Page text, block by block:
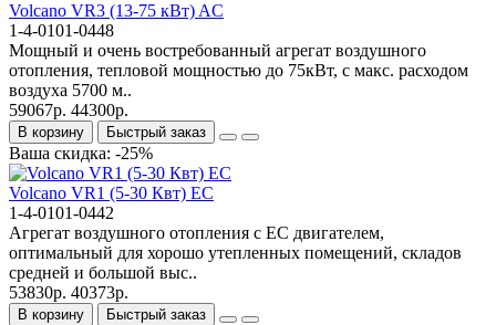
Volcano VR3 (13-75 кВт) AC
1-4-0101-0448
Мощный и очень востребованный агрегат воздушного
отопления, тепловой мощностью до 75кВт, с макс. расходом
воздуха 5700 м..
59067р. 44300р.
В корзину Быстрый заказ
Ваша скидка: -25%
Volcano VR1 (5-30 Квт) EC
1-4-0101-0442
Агрегат воздушного отопления с ЕС двигателем,
оптимальный для хорошо утепленных помещений, складов
средней и большой выс..
53830р. 40373р.
В корзину Быстрый заказ